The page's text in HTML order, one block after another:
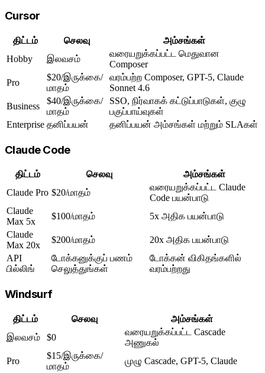
Cursor
திட்டம் செலவு
அம்சங்கள்
Hobby
இலவசம்
வரையறுக்கப்பட்ட மெதுவான
Composer
Pro
$20/இருக்கை/
மாதம்
வரம்பற்ற Composer, GPT-5, Claude
Sonnet 4.6
Business
$40/இருக்கை/
மாதம்
SSO, நிர்வாகக் கட்டுப்பாடுகள், குழு
பகுப்பாய்வுகள்
Enterprise தனிப்பயன் தனிப்பயன் அம்சங்கள் மற்றும் SLAகள்
Claude Code
திட்டம் செலவு
அம்சங்கள்
Claude Pro $20/மாதம்
வரையறுக்கப்பட்ட Claude
Code பயன்பாடு
Claude
Max 5x
$100/மாதம்
5x அதிக பயன்பாடு
Claude
Max 20x
$200/மாதம்
20x அதிக பயன்பாடு
API
பில்லிங்
டோக்கனுக்குப் பணம்
செலுத்துங்கள்
டோக்கன் விகிதங்களில்
வரம்பற்றது
Windsurf
திட்டம் செலவு
அம்சங்கள்
இலவசம்
$0
வரையறுக்கப்பட்ட Cascade
அணுகல்
Pro
$15/இருக்கை/
மாதம்
முழு Cascade, GPT-5, Claude